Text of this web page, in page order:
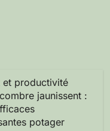
et productivité
jaunissent :
potager